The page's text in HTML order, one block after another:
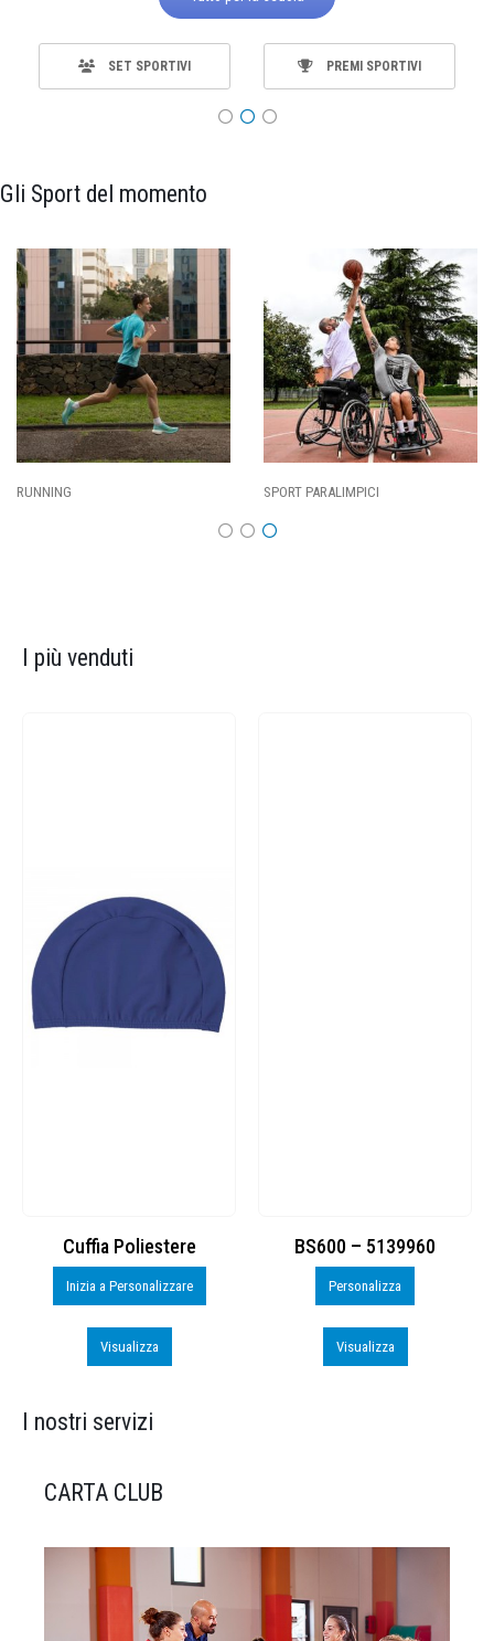
SET SPORTIVI PREMI SPORTIVI
Gli Sport del momento
RUNNING SPORT PARALIMPICI
I più venduti
Cuffia Poliestere
Inizia a Personalizzare
Visualizza
BS600 – 5139960
Personalizza
Visualizza
I nostri servizi
CARTA CLUB